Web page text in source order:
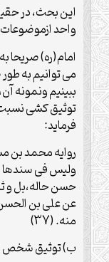
این بحث، در
واحد
امام(ره) صریحا
می توانیم به
ببینیم ونمونه
توثیق کشی
فرماید:
روایه محمد بن
ولیس فی سندها
حسن حاله،بل و
منه. (37)
ب) توثیق